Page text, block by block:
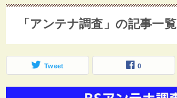
「アンテナ調査」の記事一覧
Tweet 0